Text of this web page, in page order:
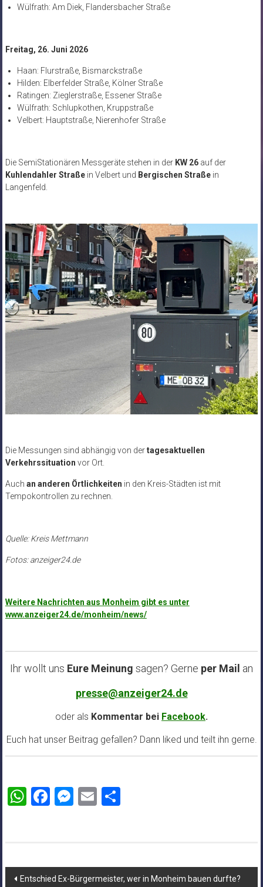
Wülfrath: Am Diek, Flandersbacher Straße
Freitag, 26. Juni 2026
Haan: Flurstraße, Bismarckstraße
Hilden: Elberfelder Straße, Kölner Straße
Ratingen: Zieglerstraße, Essener Straße
Wülfrath: Schlupkothen, Kruppstraße
Velbert: Hauptstraße, Nierenhofer Straße
Die SemiStationären Messgeräte stehen in der KW 26 auf der
Kuhlendahler Straße in Velbert und Bergischen Straße in
Langenfeld.
Die Messungen sind abhängig von dertagesaktuellen
Verkehrssituation vor Ort.
Auch an anderen Örtlichkeiten in den Kreis-Städten ist mit
Tempokontrollen zu rechnen.
Quelle: Kreis Mettmann
Fotos: anzeiger24.de
Weitere Nachrichten aus Monheim gibt es unter
www.anzeiger24.de/monheim/news/
Ihr wollt uns Eure Meinung sagen? Gerne per Mail an
presse@anzeiger24.de
oder als Kommentar bei Facebook.
Euch hat unser Beitrag gefallen? Dann liked und teilt ihn gerne.
WhatsApp
Facebook
Messenger
EmailTeilen
Beitragsnavigation
Entschied Ex-Bürgermeister, wer in Monheim bauen durfte?